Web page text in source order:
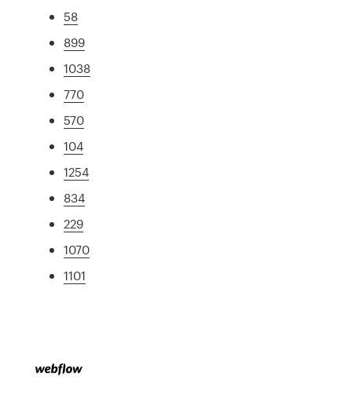
58
899
1038
770
570
104
1254
834
229
1070
1101